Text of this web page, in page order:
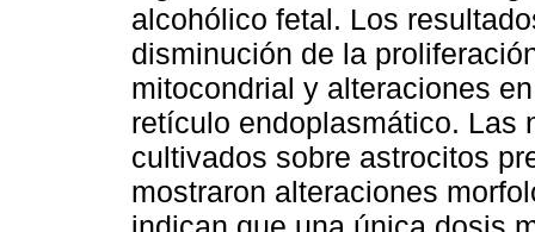
alcohólico fetal. Los
disminución de la
mitocondrial y alteraciones
retículo endoplasmático. Las
cultivados sobre astrocitos
mostraron alteraciones